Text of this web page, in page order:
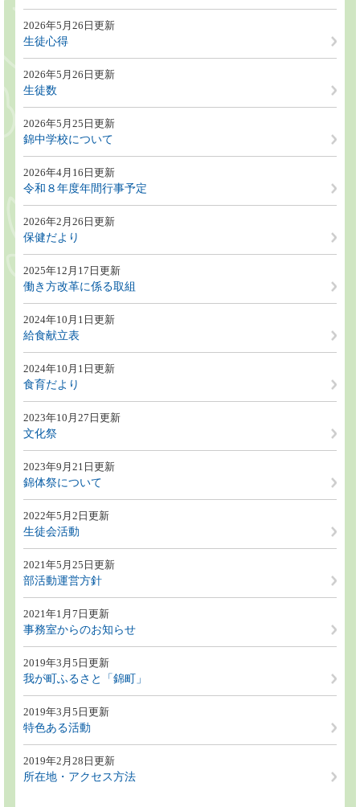
2026年5月26日更新
生徒心得
2026年5月26日更新
生徒数
2026年5月25日更新
錦中学校について
2026年4月16日更新
令和８年度年間行事予定
2026年2月26日更新
保健だより
2025年12月17日更新
働き方改革に係る取組
2024年10月1日更新
給食献立表
2024年10月1日更新
食育だより
2023年10月27日更新
文化祭
2023年9月21日更新
錦体祭について
2022年5月2日更新
生徒会活動
2021年5月25日更新
部活動運営方針
2021年1月7日更新
事務室からのお知らせ
2019年3月5日更新
我が町ふるさと「錦町」
2019年3月5日更新
特色ある活動
2019年2月28日更新
所在地・アクセス方法